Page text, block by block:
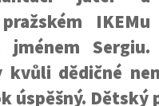
IKEMu
Sergiu.
kvůli dědičné
úspěšný. Dětský